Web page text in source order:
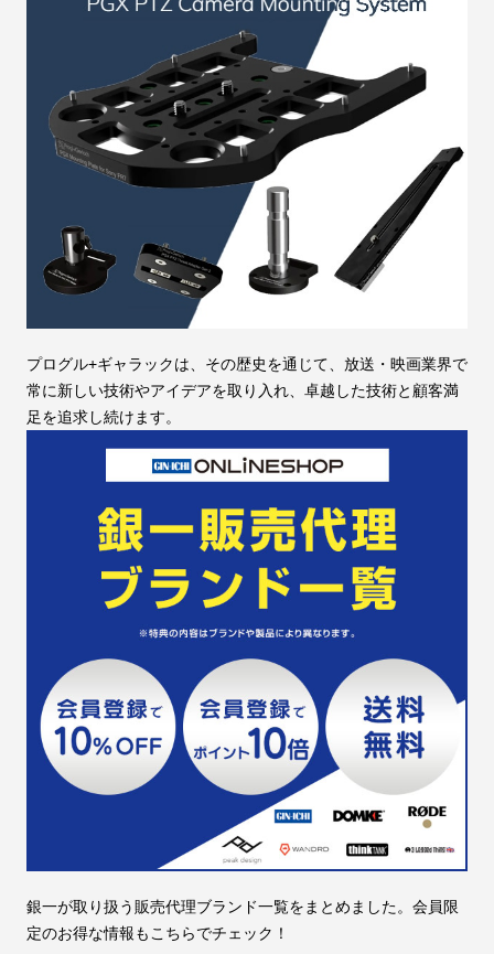
プログル+ギャラックは、その歴史を通じて、放送・映画業界で
常に新しい技術やアイデアを取り入れ、卓越した技術と顧客満
足を追求し続けます。
銀一が取り扱う販売代理ブランド一覧をまとめました。会員限
定のお得な情報もこちらでチェック！